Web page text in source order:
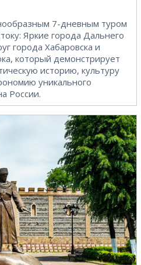
7-дневным туром
Яркие города Дальнего
города Хабаровска и
который демонстрирует
историю, культуру
уникального
России.